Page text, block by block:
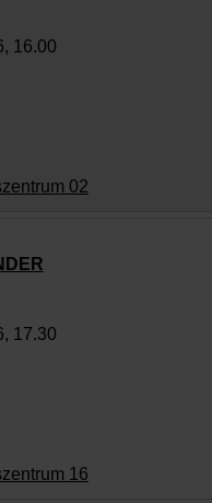
16.00
02
17.30
16